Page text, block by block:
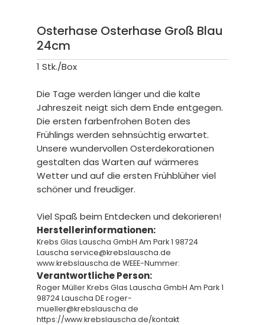
Osterhase Osterhase Groß Blau
24cm
1 Stk./Box
Die Tage werden länger und die kalte
Jahreszeit neigt sich dem Ende entgegen.
Die ersten farbenfrohen Boten des
Frühlings werden sehnsüchtig erwartet.
Unsere wundervollen Osterdekorationen
gestalten das Warten auf wärmeres
Wetter und auf die ersten Frühblüher viel
schöner und freudiger.
Viel Spaß beim Entdecken und dekorieren!
Herstellerinformationen:
Krebs Glas Lauscha GmbH Am Park 1 98724
Lauscha service@krebslauscha.de
www.krebslauscha.de WEEE-Nummer:
Verantwortliche Person:
Roger Müller Krebs Glas Lauscha GmbH Am Park 1
98724 Lauscha DE roger-
mueller@krebslauscha.de
https://www.krebslauscha.de/kontakt